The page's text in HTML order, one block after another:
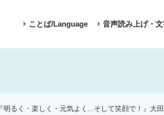
ことば/Language 音声読み上げ・
『明るく・楽しく・元気よく...そして笑顔で！』大